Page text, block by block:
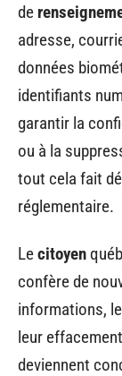
de
adresse,
données
identifiants
garantir la
ou à la
tout cela fait
réglementaire.
Lecitoyen
confère de
informations,
leur
deviennent